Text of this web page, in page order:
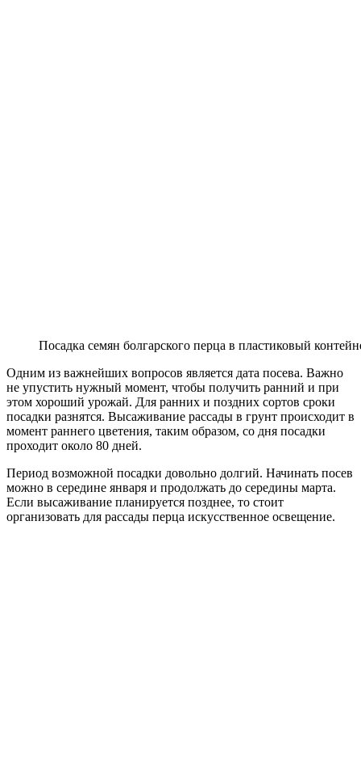
Посадка семян болгарского перца в пластиковый
Одним из важнейших вопросов является дата посева. Важно
не упустить нужный момент, чтобы получить ранний и при
этом хороший урожай. Для ранних и поздних сортов сроки
посадки разнятся. Высаживание рассады в грунт происходит в
момент раннего цветения, таким образом, со дня посадки
проходит около 80 дней.
Период возможной посадки довольно долгий. Начинать посев
можно в середине января и продолжать до середины марта.
Если высаживание планируется позднее, то стоит
организовать для рассады перца искусственное освещение.